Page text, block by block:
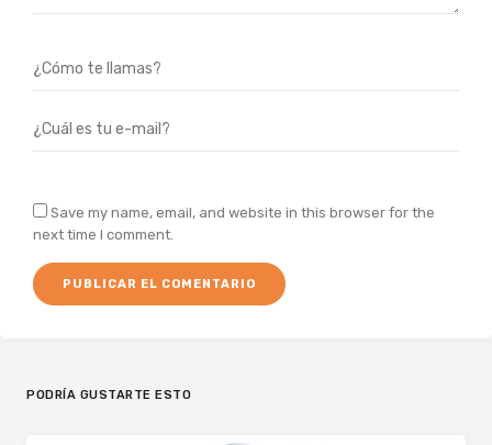
Save my name, email, and website in this browser for the
next time I comment.
PODRÍA GUSTARTE ESTO